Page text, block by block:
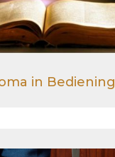
in Bediening